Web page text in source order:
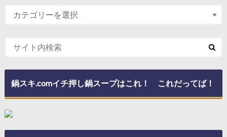
鍋スキ.comイチ押し鍋スープはこれ！ これだってば！